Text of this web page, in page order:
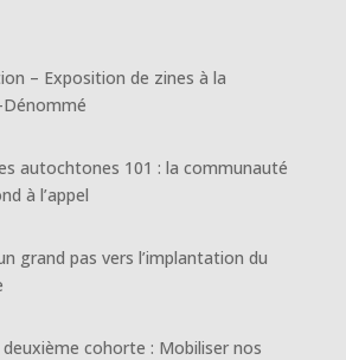
– Exposition de zines à la
autochtones 101 : la communauté
à l’appel
grand pas vers l’implantation du
cohorte : Mobiliser nos